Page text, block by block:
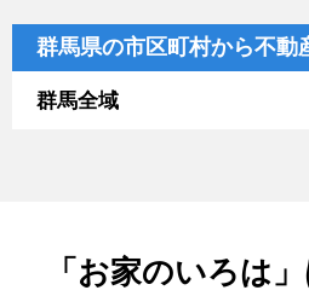
群馬県の市区町村から不動
群馬全域
「お家のいろは